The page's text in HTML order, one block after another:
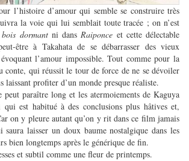
l’histoire d’amour qui semble se construire très
la voie qui lui semblait toute tracée ; on n’est
dormant ni dansRaiponce et cette délectable
être à Takahata de se débarrasser des vieux
l’amour impossible. Tout comme pour la
conte, qui réussit le tour de force de ne se dévoiler
laissant profiter d’un monde presque réaliste.
peut paraître long et les atermoiements de Kaguya
est habitué à des conclusions plus hâtives et,
on y pleure autant qu’on y rit dans ce film jamais
saura laisser un doux baume nostalgique dans les
bien longtemps après le générique de fin.
et subtil comme une fleur de printemps.